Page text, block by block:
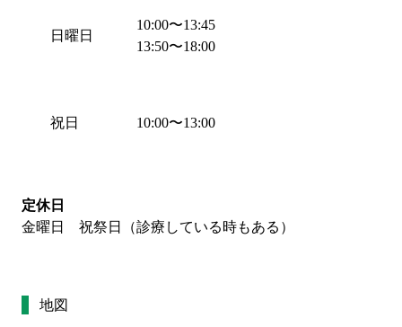
日曜日
祝日
10:00〜13:45
13:50〜18:00
10:00〜13:00
定休日
金曜日 祝祭日（診療している時もある）
地図